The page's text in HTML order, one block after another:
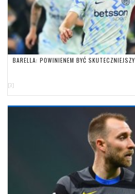
BARELLA: POWINIENEM BYĆ SKUTECZNIEJSZY
[3]